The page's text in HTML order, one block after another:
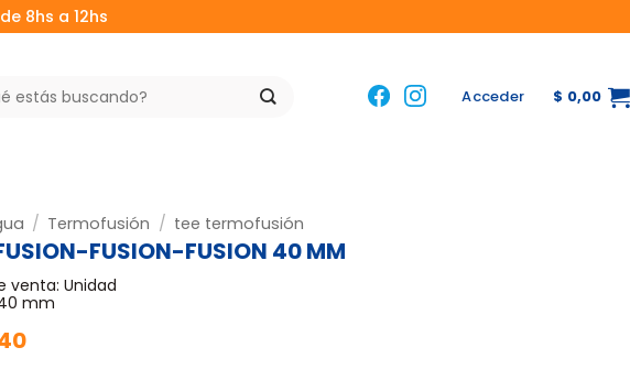
8hs a 12hs
Acceder $ 0,00
/ Termofusión / tee termofusión
FUSION-FUSION 40 MM
venta: Unidad
mm